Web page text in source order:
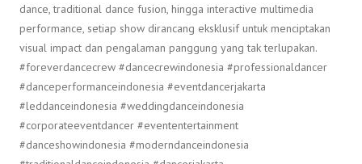
dance, traditional dance fusion, hingga interactive multimedia
performance, setiap show dirancang eksklusif untuk menciptakan
visual impact dan pengalaman panggung yang tak terlupakan.
#foreverdancecrew #dancecrewindonesia #professionaldancer
#danceperformanceindonesia #eventdancerjakarta
#leddanceindonesia #weddingdanceindonesia
#corporateeventdancer #evententertainment
#danceshowindonesia #moderndanceindonesia